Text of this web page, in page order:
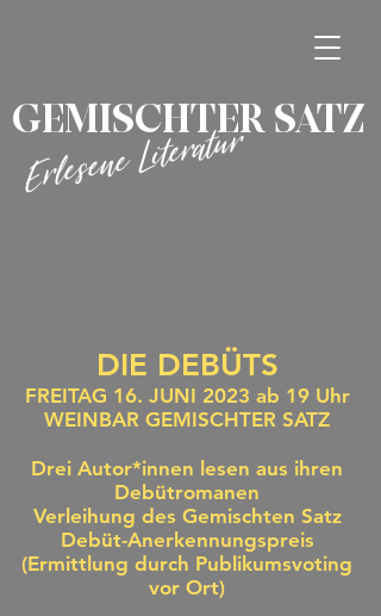
GEMISCHTER SATZ
Erlesene Literatur
DIE DEBÜTS
FREITAG 16. JUNI 2023 ab 19 Uhr
WEINBAR GEMISCHTER SATZ
Drei Autor*innen lesen aus ihren
Debütromanen
Verleihung des Gemischten Satz
Debüt-Anerkennungspreis
(Ermittlung durch Publikumsvoting
vor Ort)